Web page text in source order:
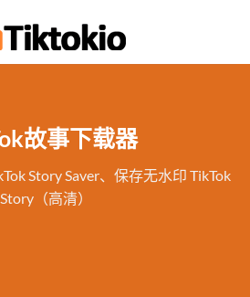
故事下载器
Story Saver、保存无水印 TikTok
Story（高清）